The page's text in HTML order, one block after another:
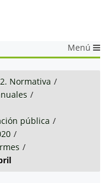
Menú
2. Normativa /
/
pública /
/
/